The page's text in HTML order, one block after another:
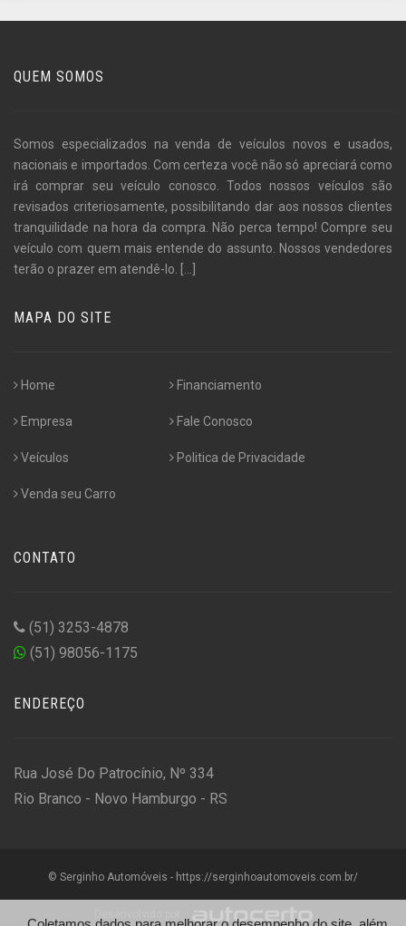
QUEM SOMOS
Somos especializados na venda de veículos novos e usados,
nacionais e importados. Com certeza você não só apreciará como
irá comprar seu veículo conosco. Todos nossos veículos são
revisados criteriosamente, possibilitando dar aos nossos clientes
tranquilidade na hora da compra. Não perca tempo! Compre seu
veículo com quem mais entende do assunto. Nossos vendedores
terão o prazer em atendê-lo.
MAPA DO SITE
Home
Empresa
Veículos
Venda seu Carro
Financiamento
Fale Conosco
Politica de Privacidade
CONTATO
(51) 3253-4878
(51) 98056-1175
ENDEREÇO
Rua José Do Patrocínio, Nº 334
Rio Branco - Novo Hamburgo - RS
© Serginho Automóveis - https://serginhoautomoveis.com.br/